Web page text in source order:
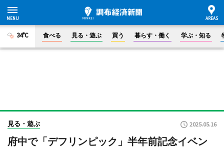
34°C 食べる 見る・遊ぶ 買う 暮らす・働く 学ぶ・知る
見る・遊ぶ 2025.05.16
府中で「デフリンピック」半年前記念イベン